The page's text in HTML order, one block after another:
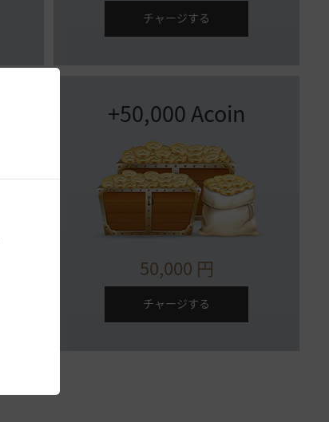
チャージする
+50,000 Acoin
50,000 円
チャージする